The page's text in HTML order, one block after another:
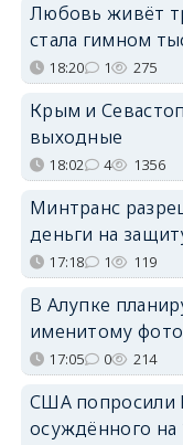
Любовь живёт
стала гимном
18:20 1 275
Крым и
выходные
18:02 4 1356
Минтранс
деньги на
17:18 1 119
В Алупке
именитому
17:05 0 214
США попросили
осуждённого на